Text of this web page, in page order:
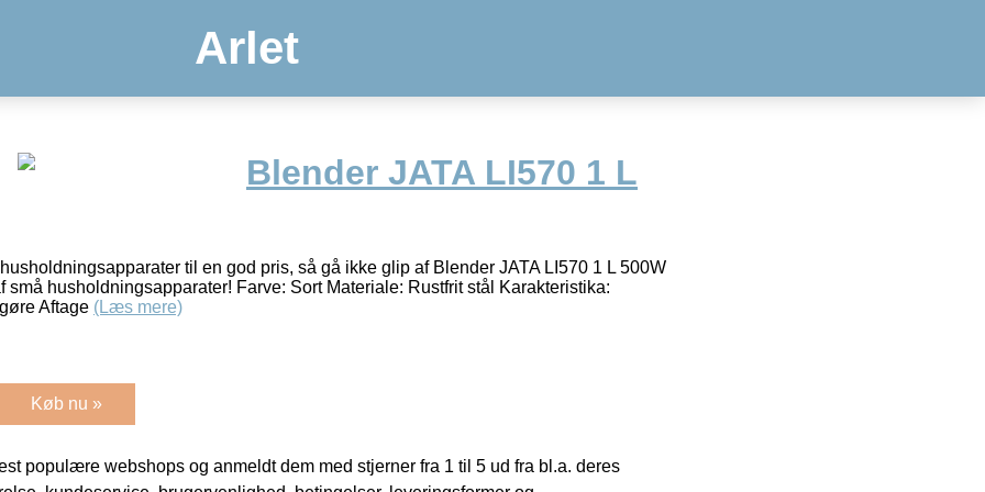
Arlet
Blender JATA LI570 1 L
til en god pris, så gå ikke glip af Blender JATA LI570 1 L 500W
små husholdningsapparater! Farve: Sort Materiale: Rustfrit stål Karakteristika:
Aftage (Læs mere)
Køb nu »
populære webshops og anmeldt dem med stjerner fra 1 til 5 ud fra bl.a. deres